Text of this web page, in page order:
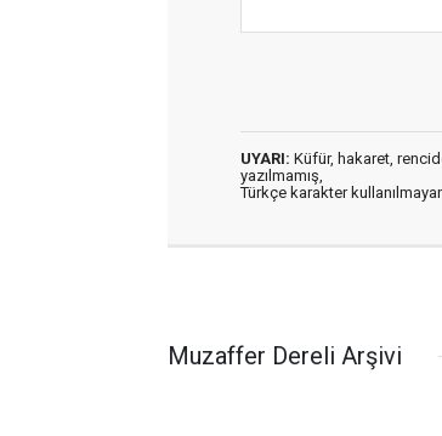
UYARI: Küfür, hakaret,
yazılmamış,
Türkçe karakter
Muzaffer Dereli Arşivi